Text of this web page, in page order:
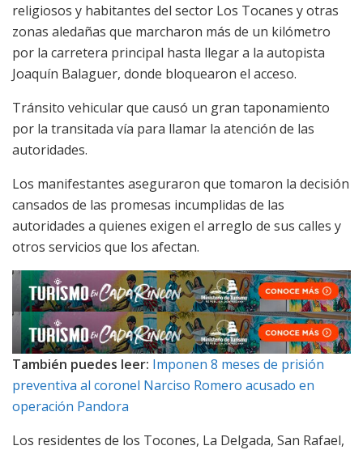
religiosos y habitantes del sector Los Tocanes y otras
zonas aledañas que marcharon más de un kilómetro
por la carretera principal hasta llegar a la autopista
Joaquín Balaguer, donde bloquearon el acceso.
Tránsito vehicular que causó un gran taponamiento
por la transitada vía para llamar la atención de las
autoridades.
Los manifestantes aseguraron que tomaron la decisión
cansados de las promesas incumplidas de las
autoridades a quienes exigen el arreglo de sus calles y
otros servicios que los afectan.
También puedes leer: Imponen 8 meses de prisión
preventiva al coronel Narciso Romero acusado en
operación Pandora
Los residentes de los Tocones, La Delgada, San Rafael,